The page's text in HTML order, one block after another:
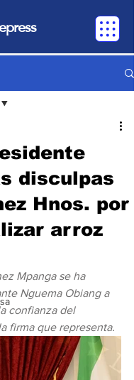
disculpas
Hnos. por
arroz
Mpanga se ha
Nguema Obiang a
confianza del
firma que representa.